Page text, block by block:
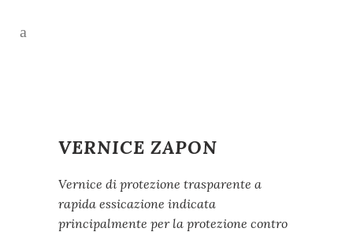
VERNICE ZAPON
Vernice di protezione trasparente a
rapida essicazione indicata
principalmente per la protezione contro